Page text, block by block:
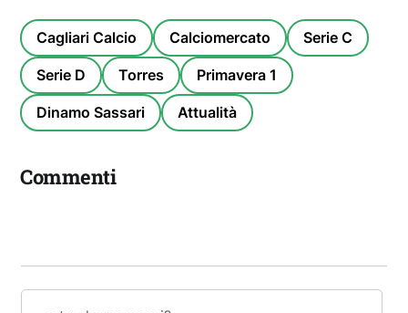
Cagliari Calcio Calciomercato Serie C
Serie D Torres Primavera 1
Dinamo Sassari Attualità
Commenti